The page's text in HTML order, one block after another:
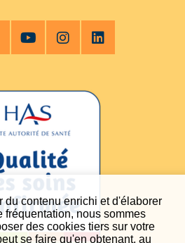
du contenu enrichi et d'élaborer
fréquentation, nous sommes
des cookies tiers sur votre
se faire qu'en obtenant, au